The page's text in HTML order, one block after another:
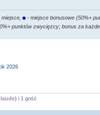
miejsce,
- miejsce bonusowe (50%+
punktów zwycięzcy; bonus za
2026
i 1 gość